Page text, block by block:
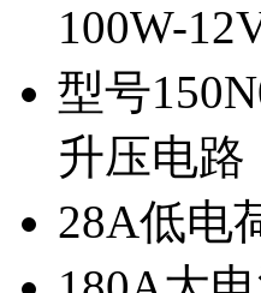
100W-
型号
升压电路
28A低电